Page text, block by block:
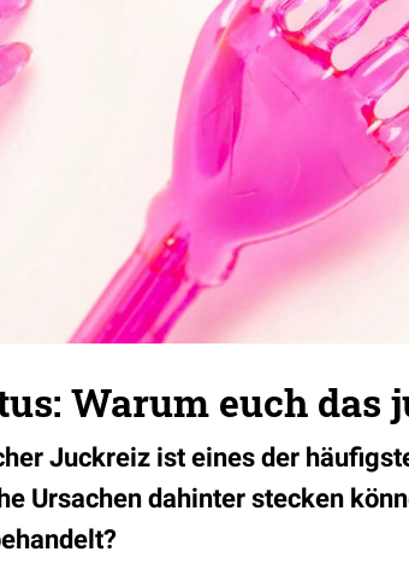
Warum euch das
Juckreiz ist eines der
Ursachen dahinter stecken